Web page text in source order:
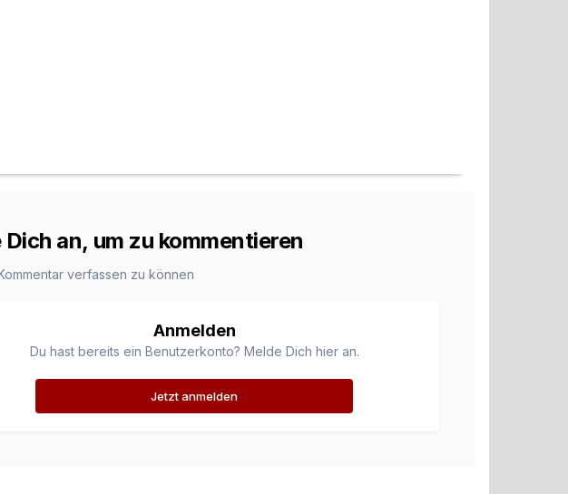
an, um zu kommentieren
verfassen zu können
Anmelden
Du hast bereits ein Benutzerkonto? Melde Dich hier an.
Jetzt anmelden